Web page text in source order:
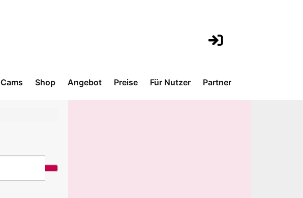
Cams Shop Angebot Preise Für Nutzer Partner